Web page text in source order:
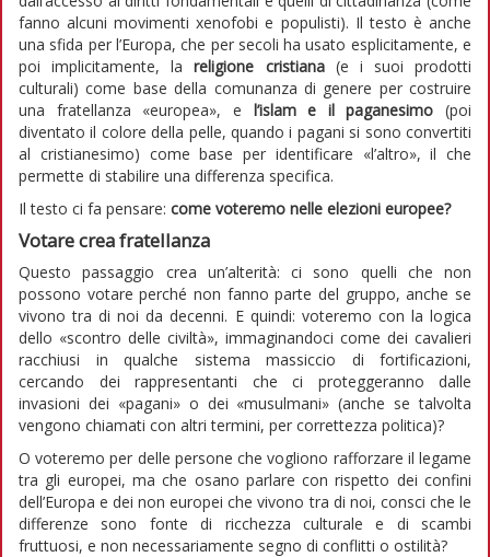
fanno alcuni movimenti xenofobi e populisti). Il testo è anche
una sfida per l’Europa, che per secoli ha usato esplicitamente, e
poi implicitamente, lareligione cristiana(e i suoi prodotti
culturali) come base della comunanza di genere per costruire
una fratellanza «europea», e l’islam e il paganesimo (poi
diventato il colore della pelle, quando i pagani si sono convertiti
al cristianesimo) come base per identificare «l’altro», il che
permette di stabilire una differenza specifica.
Il testo ci fa pensare: come voteremo nelle elezioni europee?
Votare crea fratellanza
Questo passaggio crea un’alterità: ci sono quelli che non
possono votare perché non fanno parte del gruppo, anche se
vivono tra di noi da decenni. E quindi: voteremo con la logica
dello «scontro delle civiltà», immaginandoci come dei cavalieri
racchiusi in qualche sistema massiccio di fortificazioni,
cercando dei rappresentanti che ci proteggeranno dalle
invasioni dei «pagani» o dei «musulmani» (anche se talvolta
vengono chiamati con altri termini, per correttezza politica)?
O voteremo per delle persone che vogliono rafforzare il legame
tra gli europei, ma che osano parlare con rispetto dei confini
dell’Europa e dei non europei che vivono tra di noi, consci che le
differenze sono fonte di ricchezza culturale e di scambi
fruttuosi, e non necessariamente segno di conflitti o ostilità?